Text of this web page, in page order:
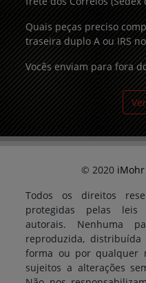
Quais peças preciso
traseira duplo A ou IRS
Vocês enviam para fora
© 2020 iMohr
Todos os direitos
protegidas pelas leis
autorais. Nenhuma
reproduzida,
forma ou por qualquer
sujeitos a alterações